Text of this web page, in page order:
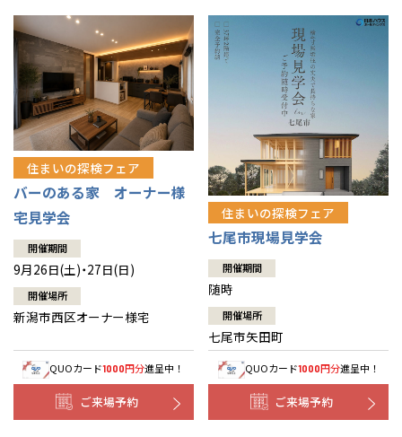
住まいの探検フェア
バーのある家 オーナー様
宅見学会
開催期間
9月26日(土)・27日(日)
開催場所
新潟市西区オーナー様宅
QUOカード1000円分進呈中！
ご来場予約
住まいの探検フェア
七尾市現場見学会
開催期間
随時
開催場所
七尾市矢田町
QUOカード1000円分進呈中！
ご来場予約